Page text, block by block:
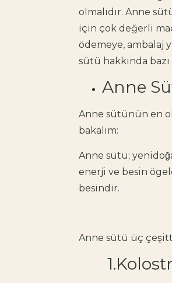
olmalıdır. Anne
için çok değerli
ödemeye, ambalaj
sütü hakkında
Anne
Anne sütünün en
bakalım:
Anne sütü;
enerji ve besin
besindir.
Anne sütü üç